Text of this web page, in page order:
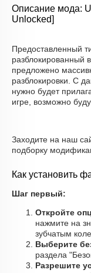
Описание мода:
Unlocked]
Предоставленный
разблокированный
предложено
разблокировки. С
нужно будет
игре, возможно
Заходите на наш
подборку
Как установить
Шаг первый:
Откройте
нажмите на
зубчатым
Выберите
раздела
Разрешите